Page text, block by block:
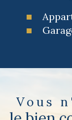
Vous